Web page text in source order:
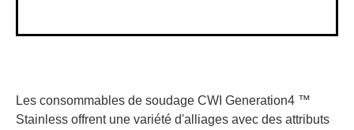
Les consommables de soudage CWI Generation4 ™
Stainless offrent une variété d'alliages avec des attributs